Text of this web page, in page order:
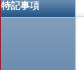
特記事項